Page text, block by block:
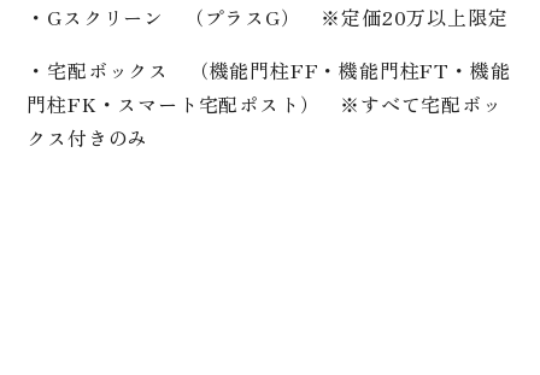
・Gスクリーン （プラスG） ※定価20万以上限定
・宅配ボックス （機能門柱FF・機能門柱FT・機能
門柱FK・スマート宅配ポスト） ※すべて宅配ボッ
クス付きのみ